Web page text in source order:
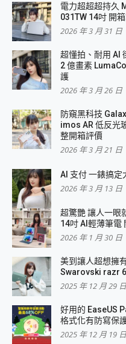
電力超超超持久
031TW 14吋 開
2026 年 3 月 31 日
超懂拍、耐用 AI
2 億畫素
護
2026 年 3 月 26 日
防窺黑科技
imos AR 低反光
整開箱評價
2026 年 3 月 21 日
AI 支付 一錶搞定
2026 年 3 月 13 日
超驚艷 讓人一眼
14吋 AI輕薄筆電
2026 年 1 月 30 日
美到讓人超想擁
Swarovski razr
2025 年 12 月 29 日
好用的 EaseUS
格式化有防寫保
2025 年 12 月 19 日